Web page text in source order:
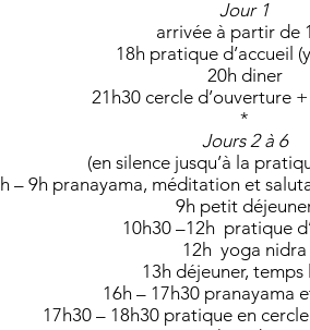
Jour 1
arrivée à partir de
18h pratique d’accueil
20h diner
21h30 cercle d’ouverture
*
Jours 2 à 6
(en silence jusqu’à la
– 9h pranayama, méditation et
9h petit
10h30 –12h pratique
12h yoga nidra
13h déjeuner, temps
16h – 17h30 pranayama
17h30 – 18h30 pratique en